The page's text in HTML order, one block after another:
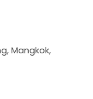
Mangkok,